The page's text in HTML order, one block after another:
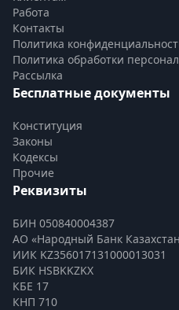
Работа
Контакты
Политика
Политика обработки
Рассылка
Бесплатные документы
Конституция
Законы
Кодексы
Прочие
Реквизиты
БИН 050840004387
АО «Народный Банк
ИИК KZ356017131000013031
БИК HSBKKZKX
КБЕ 17
КНП 710